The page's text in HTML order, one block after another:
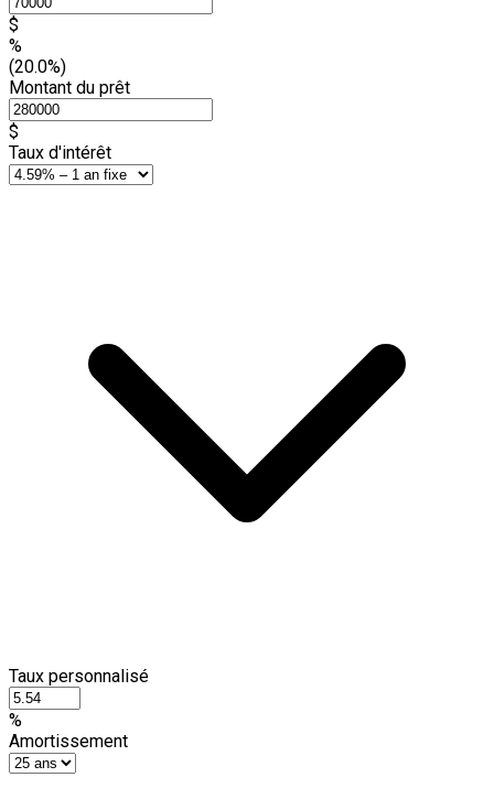
$
%
(20.0%)
Montant du prêt
$
Taux d'intérêt
Taux personnalisé
%
Amortissement